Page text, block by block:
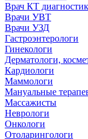
Врач КТ
Врачи УВТ
Врачи УЗД
Гастроэнтерологи
Гинекологи
Дерматологи,
Кардиологи
Маммологи
Мануальные
Массажисты
Неврологи
Онкологи
Отоларингологи